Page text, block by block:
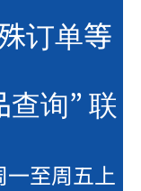
订单等
询” 联
一至周五上